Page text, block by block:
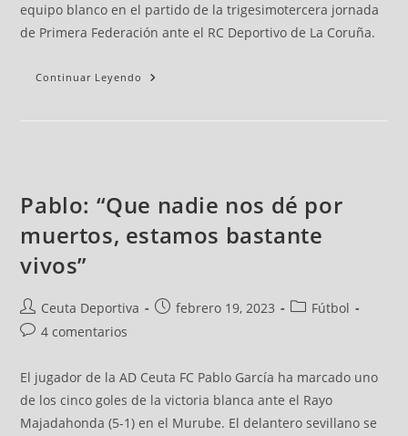
equipo blanco en el partido de la trigesimotercera jornada
de Primera Federación ante el RC Deportivo de La Coruña.
Continuar Leyendo
Pablo: “Que nadie nos dé por
muertos, estamos bastante
vivos”
Ceuta Deportiva febrero 19, 2023
Fútbol
4 comentarios
El jugador de la AD Ceuta FC Pablo García ha marcado uno
de los cinco goles de la victoria blanca ante el Rayo
Majadahonda (5-1) en el Murube. El delantero sevillano se